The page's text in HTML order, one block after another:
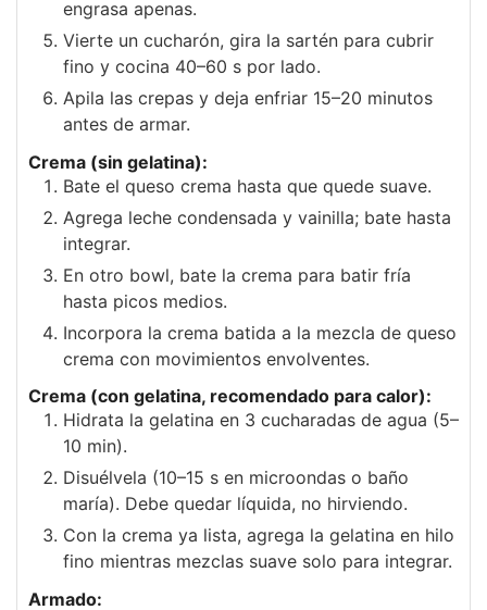
engrasa apenas.
Vierte un cucharón, gira la sartén para cubrir
fino y cocina 40–60 s por lado.
Apila las crepas y deja enfriar 15–20 minutos
antes de armar.
Crema (sin gelatina):
Bate el queso crema hasta que quede suave.
Agrega leche condensada y vainilla; bate hasta
integrar.
En otro bowl, bate la crema para batir fría
hasta picos medios.
Incorpora la crema batida a la mezcla de queso
crema con movimientos envolventes.
Crema (con gelatina, recomendado para calor):
Hidrata la gelatina en 3 cucharadas de agua (5–
10 min).
Disuélvela (10–15 s en microondas o baño
maría). Debe quedar líquida, no hirviendo.
Con la crema ya lista, agrega la gelatina en hilo
fino mientras mezclas suave solo para integrar.
Armado: